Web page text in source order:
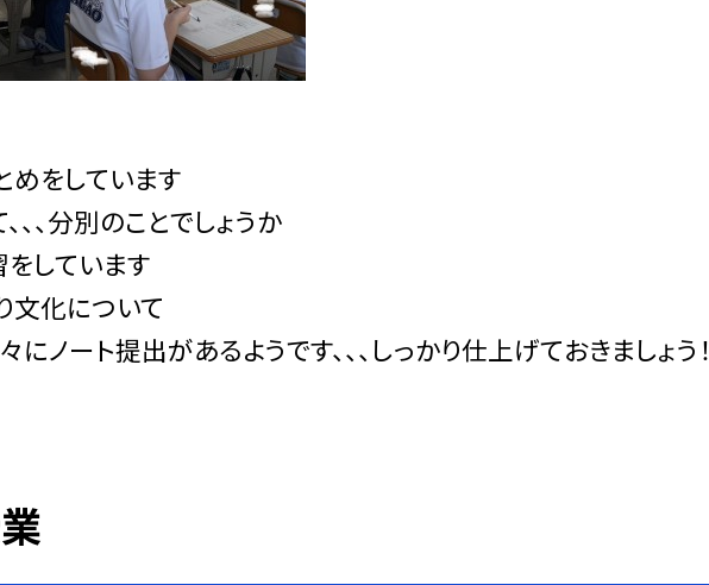
をしています
、分別のことでしょうか
しています
化について
ート提出があるようです、、、しっかり仕上げておきましょう！